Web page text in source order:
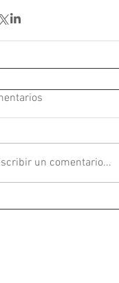
un comentario...